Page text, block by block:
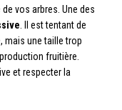
vos arbres. Une des
. Il est tentant de
mais une taille trop
fruitière.
et respecter la